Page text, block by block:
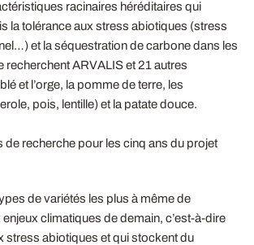
racinaires héréditaires qui
la tolérance aux stress abiotiques (stress
et la séquestration de carbone dans les
recherchent ARVALIS et 21 autres
et l’orge, la pomme de terre, les
pois, lentille) et la patate douce.
de recherche pour les cinq ans du projet
de variétés les plus à même de
climatiques de demain, c’est-à-dire
stress abiotiques et qui stockent du